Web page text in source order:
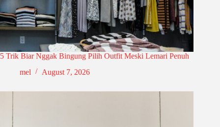
5 Trik Biar Nggak Bingung Pilih Outfit Meski Lemari Penuh
mel
August 7, 2026